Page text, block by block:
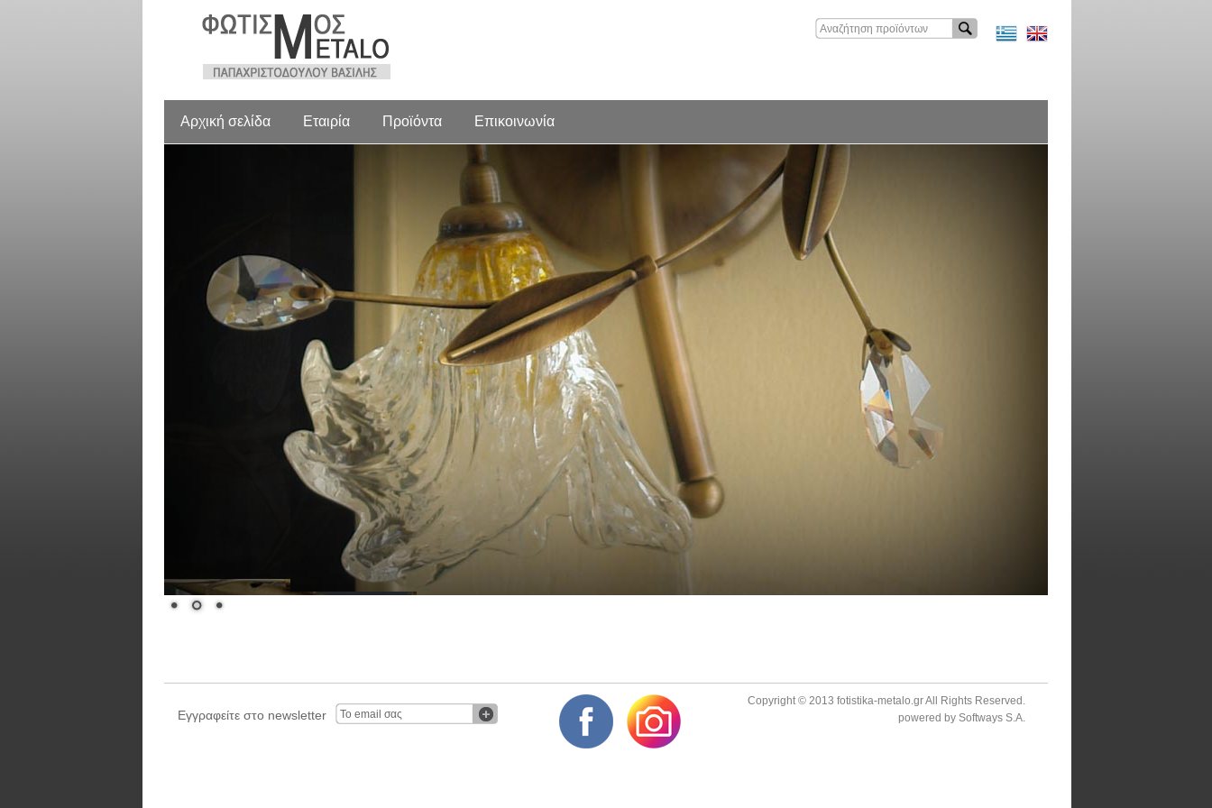
Αρχική σελίδα Εταιρία Προϊόντα Επικοινωνία
Εγγραφείτε στο newsletter
Copyright © 2013 fotistika-metalo.gr All Rights Reserved.
powered by Softways S.A.